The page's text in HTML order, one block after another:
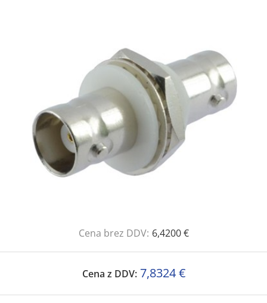
Cena brez DDV: 6,4200 €
Cena z DDV: 7,8324 €